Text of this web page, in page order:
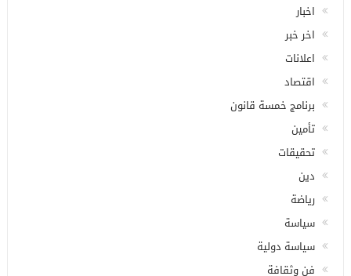
اخبار
اخر خبر
اعلانات
اقتصاد
برنامج خمسة قانون
تأمين
تحقيقات
دين
رياضة
سياسة
سياسة دولية
فن وثقافة